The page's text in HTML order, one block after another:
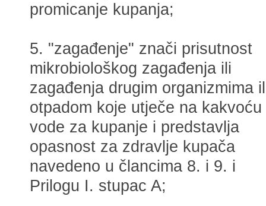
promicanje kupanja;
5. "zagađenje" znači prisutnost
mikrobiološkog zagađenja ili
zagađenja drugim organizmima
otpadom koje utječe na kakvoću
vode za kupanje i predstavlja
opasnost za zdravlje kupača
navedeno u člancima 8. i 9. i
Prilogu I. stupac A;